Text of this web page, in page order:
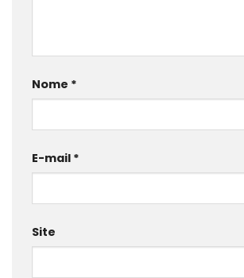
Nome *
E-mail *
Site